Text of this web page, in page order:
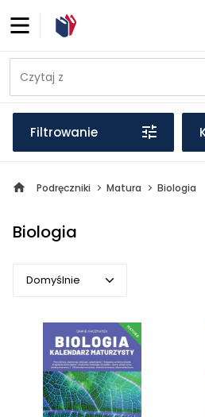
Filtrowanie
Podręczniki Matura Biologia
Biologia
Domyślnie
Domyślnie
Popularne
Cena rosnąco